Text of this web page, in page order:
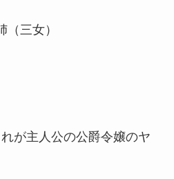
三女）
れが主人公の公爵令嬢のヤ